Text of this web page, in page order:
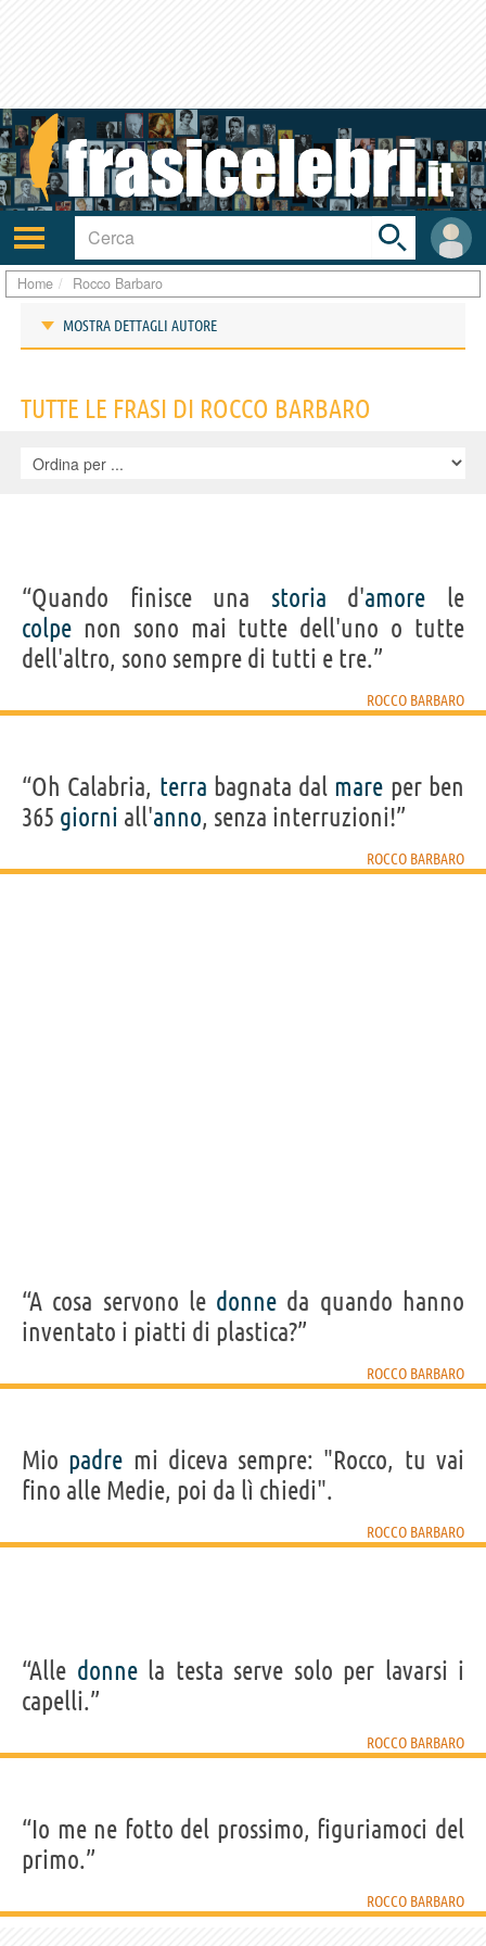
Attiva/disattiva
navigazione
User
area
Toggle
search
bar
Home Rocco Barbaro
MOSTRA DETTAGLI AUTORE
IDENTIKIT E DATI ANAGRAFICI
Nome
Cognome Barbaro
Nato 1 novembre 1955 a Torino
Sesso maschile
Segno zodiacale Scorpione
6 IN ITALIANO
“Io me ne fotto del prossimo, figuriamoci del
TUTTE LE FRASI DI ROCCO BARBARO
“Quando finisce una storia d'amore le
colpe non sono mai tutte dell'uno o tutte
dell'altro, sono sempre di tutti e tre.”
ROCCO BARBARO
“Oh Calabria, terra bagnata dal mare per ben
365 giorni all'anno, senza interruzioni!”
ROCCO BARBARO
“A cosa servono le donne da quando hanno
inventato i piatti di plastica?”
ROCCO BARBARO
Mio padre mi diceva sempre: "Rocco, tu vai
fino alle Medie, poi da lì chiedi".
ROCCO BARBARO
“Alle donnela testa serve solo per lavarsi i
capelli.”
ROCCO BARBARO
“Io me ne fotto del prossimo, figuriamoci del
primo.”
ROCCO BARBARO